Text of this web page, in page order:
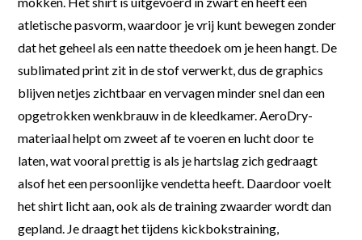
atletische pasvorm, waardoor je vrij kunt bewegen zonder
dat het geheel als een natte theedoek om je heen hangt. De
sublimated print zit in de stof verwerkt, dus de graphics
blijven netjes zichtbaar en vervagen minder snel dan een
opgetrokken wenkbrauw in de kleedkamer. AeroDry-
materiaal helpt om zweet af te voeren en lucht door te
laten, wat vooral prettig is als je hartslag zich gedraagt
alsof het een persoonlijke vendetta heeft. Daardoor voelt
het shirt licht aan, ook als de training zwaarder wordt dan
gepland. Je draagt het tijdens kickbokstraining,